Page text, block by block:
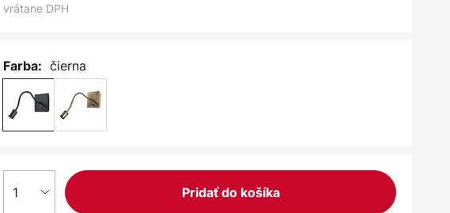
vrátane DPH
Farba: čierna
1 Pridať do košíka